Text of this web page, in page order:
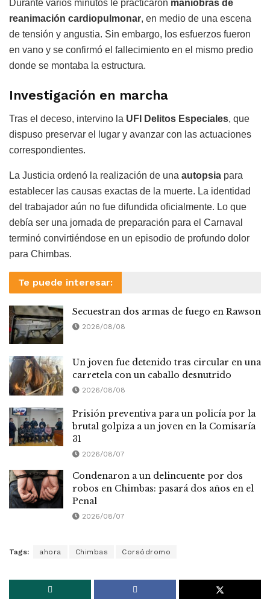
Durante varios minutos le practicaron maniobras de
reanimación cardiopulmonar, en medio de una escena
de tensión y angustia. Sin embargo, los esfuerzos fueron
en vano y se confirmó el fallecimiento en el mismo predio
donde se montaba la estructura.
Investigación en marcha
Tras el deceso, intervino la UFI Delitos Especiales, que
dispuso preservar el lugar y avanzar con las actuaciones
correspondientes.
La Justicia ordenó la realización de una autopsia para
establecer las causas exactas de la muerte. La identidad
del trabajador aún no fue difundida oficialmente. Lo que
debía ser una jornada de preparación para el Carnaval
terminó convirtiéndose en un episodio de profundo dolor
para Chimbas.
Te puede interesar:
Secuestran dos armas de fuego en Rawson
2026/08/08
Un joven fue detenido tras circular en una
carretela con un caballo desnutrido
2026/08/08
Prisión preventiva para un policía por la
brutal golpiza a un joven en la Comisaría
31
2026/08/07
Condenaron a un delincuente por dos
robos en Chimbas: pasará dos años en el
Penal
2026/08/07
Tags: ahora Chimbas Corsódromo